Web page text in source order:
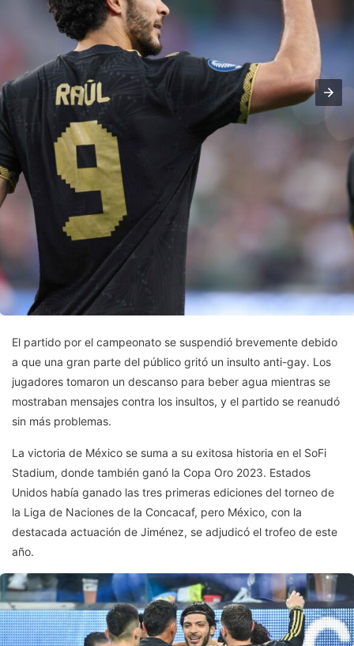
El partido por el campeonato se suspendió brevemente debido
a que una gran parte del público gritó un insulto anti-gay. Los
jugadores tomaron un descanso para beber agua mientras se
mostraban mensajes contra los insultos, y el partido se reanudó
sin más problemas.
La victoria de México se suma a su exitosa historia en el SoFi
Stadium, donde también ganó la Copa Oro 2023. Estados
Unidos había ganado las tres primeras ediciones del torneo de
la Liga de Naciones de la Concacaf, pero México, con la
destacada actuación de Jiménez, se adjudicó el trofeo de este
año.